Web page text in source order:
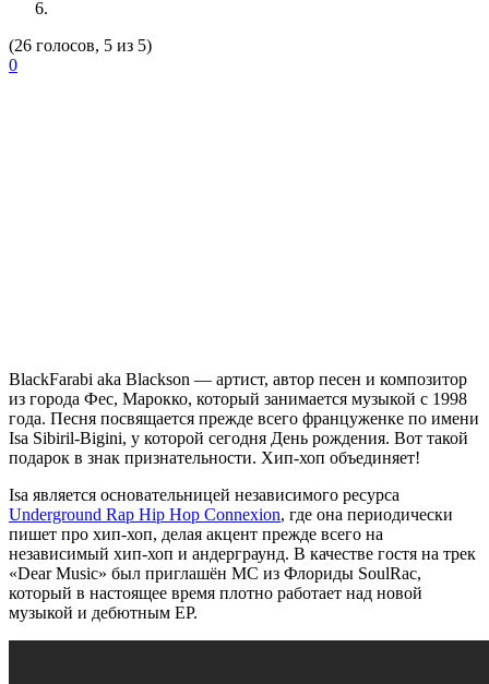
(26 голосов, 5 из 5)
0
BlackFarabi aka Blackson — артист, автор песен и композитор
из города Фес, Марокко, который занимается музыкой с 1998
года. Песня посвящается прежде всего француженке по имени
Isa Sibiril-Bigini, у которой сегодня День рождения. Вот такой
подарок в знак признательности. Хип-хоп объединяет!
Isa является основательницей независимого ресурса
Underground Rap Hip Hop Connexion, где она периодически
пишет про хип-хоп, делая акцент прежде всего на
независимый хип-хоп и андерграунд. В качестве гостя на трек
«Dear Music» был приглашён МС из Флориды SoulRac,
который в настоящее время плотно работает над новой
музыкой и дебютным EP.